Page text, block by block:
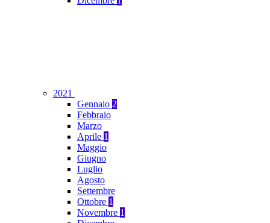
2021
Gennaio 2
Febbraio
Marzo
Aprile 1
Maggio
Giugno
Luglio
Agosto
Settembre
Ottobre 1
Novembre 1